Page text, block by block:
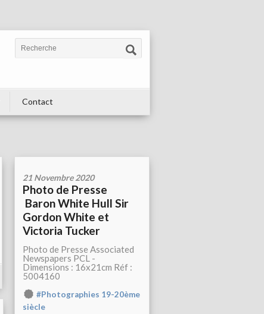
Contact
21 Novembre 2020
Photo de Presse
Baron White Hull Sir
Gordon White et
Victoria Tucker
Photo de Presse Associated
Newspapers PCL -
Dimensions : 16x21cm Réf :
5004160
#Photographies 19-20ème
siècle